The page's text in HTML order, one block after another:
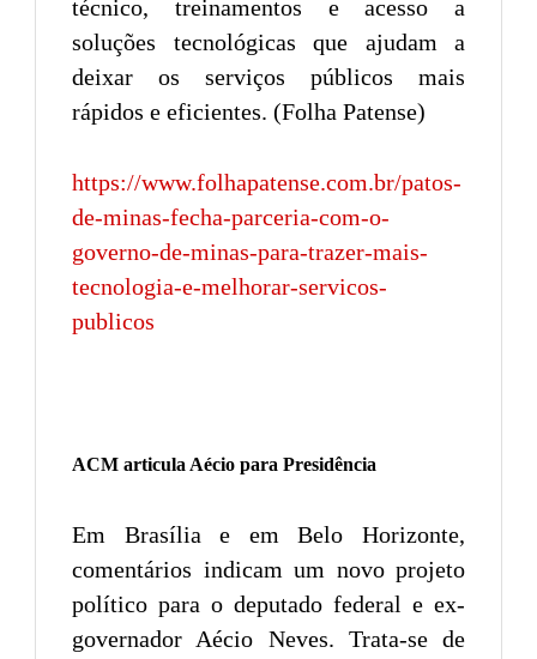
técnico, treinamentos e acesso a
soluções tecnológicas que ajudam a
deixar os serviços públicos mais
rápidos e eficientes. (Folha Patense)
https://www.folhapatense.com.br/patos-
de-minas-fecha-parceria-com-o-
governo-de-minas-para-trazer-mais-
tecnologia-e-melhorar-servicos-
publicos
ACM articula Aécio para Presidência
Em Brasília e em Belo Horizonte,
comentários indicam um novo projeto
político para o deputado federal e ex-
governador Aécio Neves. Trata-se de